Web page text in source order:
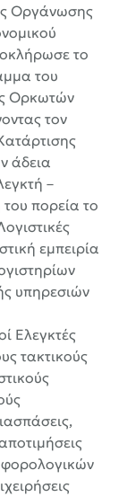
Οργάνωσης
το
του
Ορκωτών
τον
άδεια
–
πορεία το
εμπειρία
υπηρεσιών
Ελεγκτές
τακτικούς